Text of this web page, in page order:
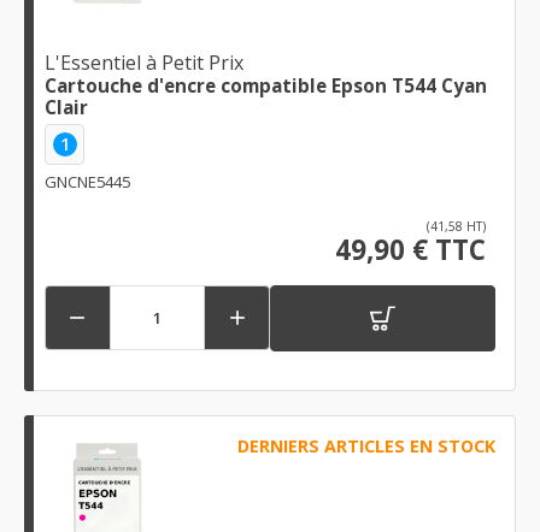
L'Essentiel à Petit Prix
Cartouche d'encre compatible Epson T544 Cyan
Clair
1
GNCNE5445
(41,58 HT)
49,90 € TTC
 
DERNIERS ARTICLES EN STOCK